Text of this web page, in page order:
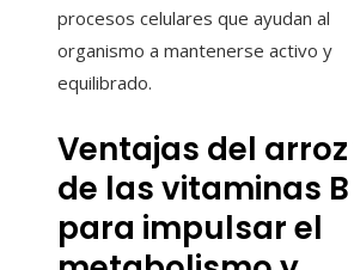
procesos celulares que ayudan al
organismo a mantenerse activo y
equilibrado.
Ventajas del
de las vitaminas B
para impulsar el